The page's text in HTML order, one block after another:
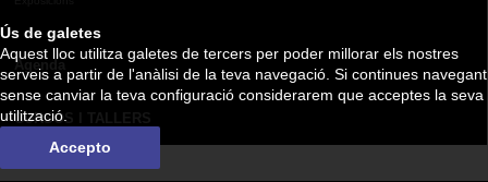
Ús de galetes
Aquest lloc utilitza galetes de tercers per poder millorar els nostres
serveis a partir de l'anàlisi de la teva navegació. Si continues navegant
sense canviar la teva configuració considerarem que acceptes la seva
utilització.
Accepto
Agenda
CURSOS I TALLERS